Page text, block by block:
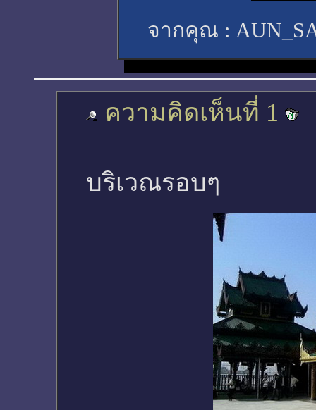
จากคุณ :
ความคิดเห็นที่ 1
บริเวณรอบๆ